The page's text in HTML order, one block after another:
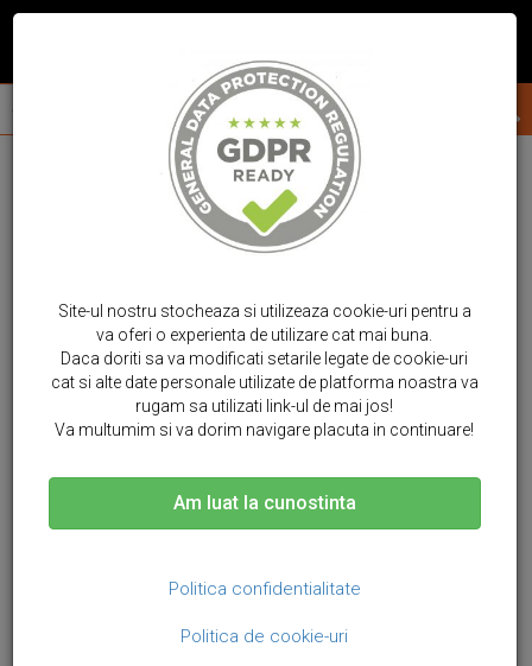
Site-ul nostru stocheaza si utilizeaza cookie-uri pentru a
va oferi o experienta de utilizare cat mai buna.
Daca doriti sa va modificati setarile legate de cookie-uri
cat si alte date personale utilizate de platforma noastra va
rugam sa utilizati link-ul de mai jos!
Va multumim si va dorim navigare placuta in continuare!
Am luat la cunostinta
Politica confidentialitate
Politica de cookie-uri